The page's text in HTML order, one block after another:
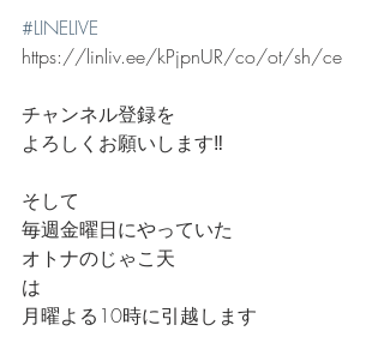
#LINELIVE
https://linliv.ee/kPjpnUR/co/ot/sh/ce
チャンネル登録を
よろしくお願いします‼️
そして
毎週金曜日にやっていた
オトナのじゃこ天
は
月曜よる10時に引越します